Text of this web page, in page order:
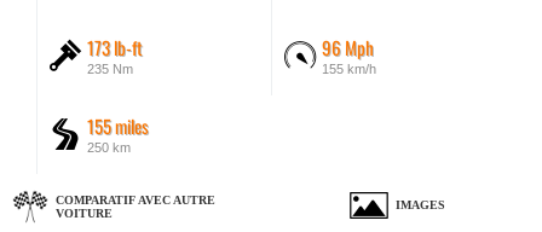
173 lb-ft
235 Nm
96 Mph
155 km/h
155 miles
250 km
COMPARATIF AVEC AUTRE
VOITURE
IMAGES